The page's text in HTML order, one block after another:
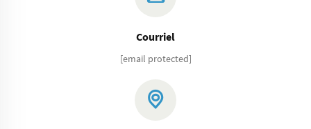
Courriel
[email protected]